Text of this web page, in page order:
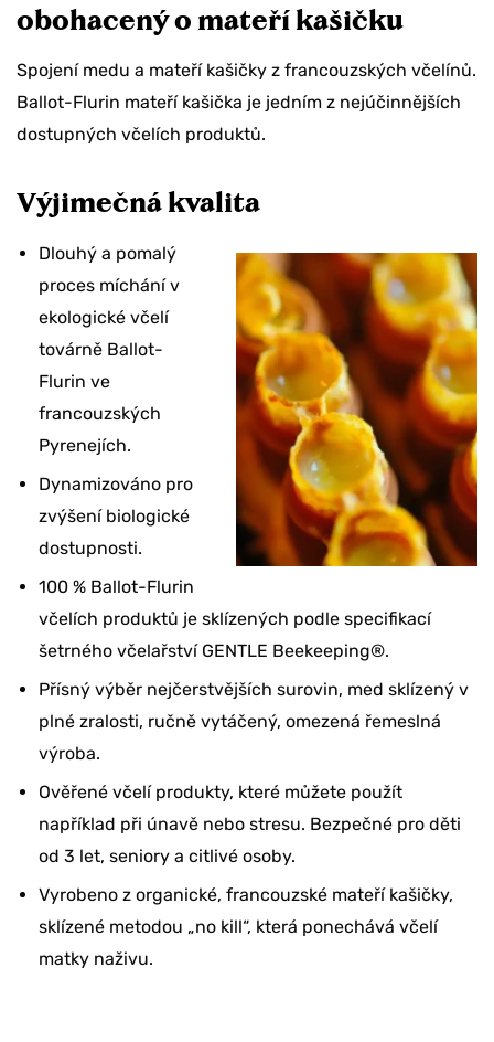
obohacený o mateří kašičku
Spojení medu a mateří kašičky z francouzských včelínů.
Ballot-Flurin mateří kašička je jedním z nejúčinnějších
dostupných včelích produktů.
Výjimečná kvalita
Dlouhý a pomalý
proces míchání v
ekologické včelí
továrně Ballot-
Flurin ve
francouzských
Pyrenejích.
Dynamizováno pro
zvýšení biologické
dostupnosti.
100 % Ballot-Flurin
včelích produktů je sklízených podle specifikací
šetrného včelařství GENTLE Beekeeping®.
Přísný výběr nejčerstvějších surovin, med sklízený v
plné zralosti, ručně vytáčený, omezená řemeslná
výroba.
Ověřené včelí produkty, které můžete použít
například při únavě nebo stresu. Bezpečné pro děti
od 3 let, seniory a citlivé osoby.
Vyrobeno z organické, francouzské mateří kašičky,
sklízené metodou „no kill“, která ponechává včelí
matky naživu.Chcete slevu 10 %